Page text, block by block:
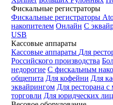
Фискальные регистраторы
Фискальные регистраторы
накопителем Онлайн С
USB
Кассовые аппараты
Кассовые аппараты Для
Российского производства
недорогие С фискальным
общепита Для кофейни Для
эквайрингом Для ресторана
торговли Для юридческих лиц